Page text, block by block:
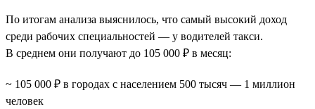
По итогам анализа выяснилось, что самый высокий доход
среди рабочих специальностей — у водителей такси.
В среднем они получают до 105 000 ₽ в месяц:
~ 105 000 ₽ в городах с населением 500 тысяч — 1 миллион
человек